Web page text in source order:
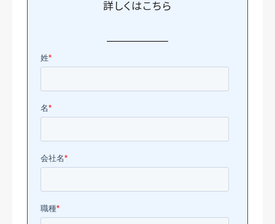
詳しくはこちら